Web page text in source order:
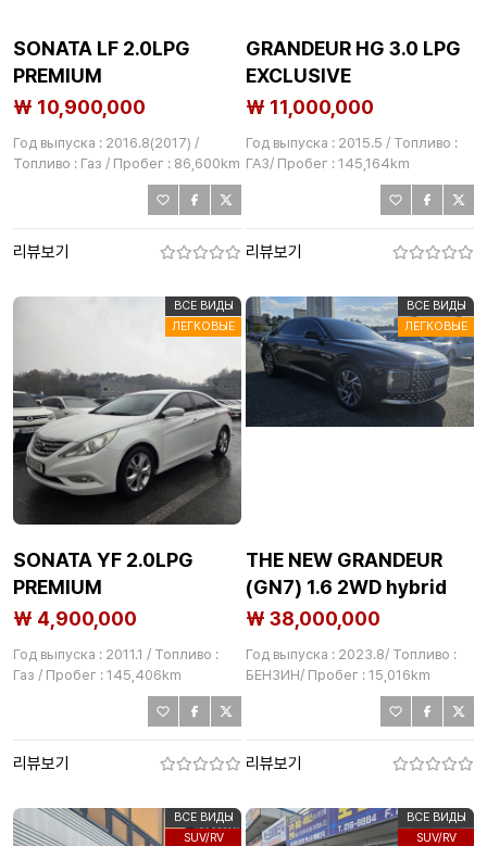
SONATA LF 2.0LPG
PREMIUM
₩ 10,900,000
Год выпуска : 2016.8(2017) /
Топливо : Газ / Пробег : 86,600km
리뷰보기
GRANDEUR HG 3.0 LPG
EXCLUSIVE
₩ 11,000,000
Год выпуска : 2015.5 / Топливо :
ГАЗ/ Пробег : 145,164km
리뷰보기
ВСЕ ВИДЫ
ЛЕГКОВЫЕ
SONATA YF 2.0LPG
PREMIUM
₩ 4,900,000
Год выпуска : 2011.1 / Топливо :
Газ / Пробег : 145,406km
리뷰보기
ВСЕ ВИДЫ
ЛЕГКОВЫЕ
THE NEW GRANDEUR
(GN7) 1.6 2WD hybrid
EXCLUSIVE
₩ 38,000,000
Год выпуска : 2023.8/ Топливо :
БЕНЗИН/ Пробег : 15,016km
리뷰보기
ВСЕ ВИДЫ
SUV/RV
ВСЕ ВИДЫ
SUV/RV